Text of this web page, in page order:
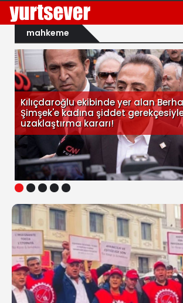
mahkeme
1 2 3 4 5
Kılıçdaroğlu ekibinde yer alan
Şimşek'e kadına şiddet
uzaklaştırma kararı!